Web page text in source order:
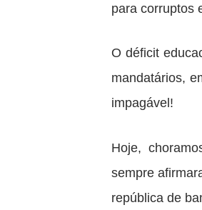
para corruptos
O déficit
mandatários,
impagável!
Hoje,
sempre
república de